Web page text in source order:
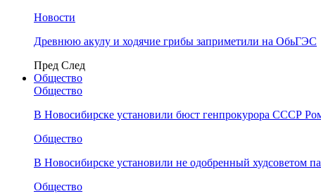
Новости
Древнюю акулу и ходячие грибы заприметили на ОбьГЭС
Пред След
Общество
Общество
В Новосибирске установили бюст генпрокурора СССР
Общество
В Новосибирске установили не одобренный худсоветом
Общество